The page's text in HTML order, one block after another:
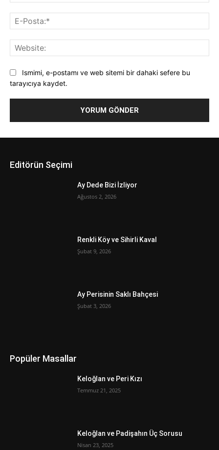
Ismimi, e-postamı ve web sitemi bir dahaki sefere bu
tarayıcıya kaydet.
Editörün Seçimi
Ay Dede Bizi İzliyor
Ağustos 2, 2026
Renkli Köy ve Sihirli Kaval
Şubat 9, 2026
Ay Perisinin Saklı Bahçesi
Şubat 3, 2026
Popüler Masallar
Keloğlan ve Peri Kızı
Temmuz 21, 2025
Keloğlan ve Padişahın Üç Sorusu
Nisan 23, 2025